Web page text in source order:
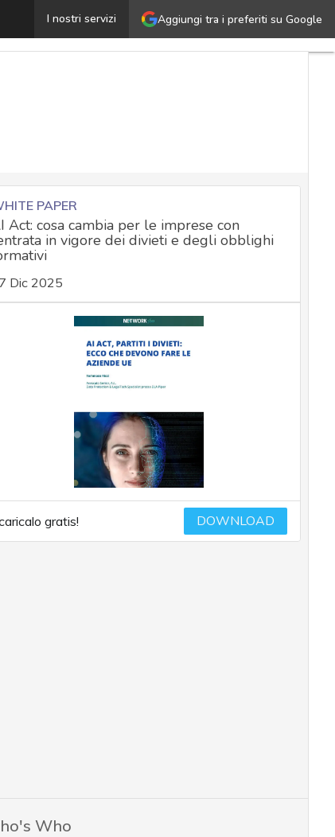
Aggiungi tra i preferiti su Google
I nostri servizi
switch, la vera arma con cui Trump minaccia la
PAPER
Act: cosa cambia per le imprese con
in vigore dei divieti e degli obblighi
Dic 2025
gratis! DOWNLOAD
Who